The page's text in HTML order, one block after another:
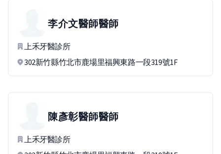
李介文醫師醫師
上禾牙醫診所
302新竹縣竹北市鹿場里福興東路一段319號1F
陳彥彰醫師醫師
上禾牙醫診所